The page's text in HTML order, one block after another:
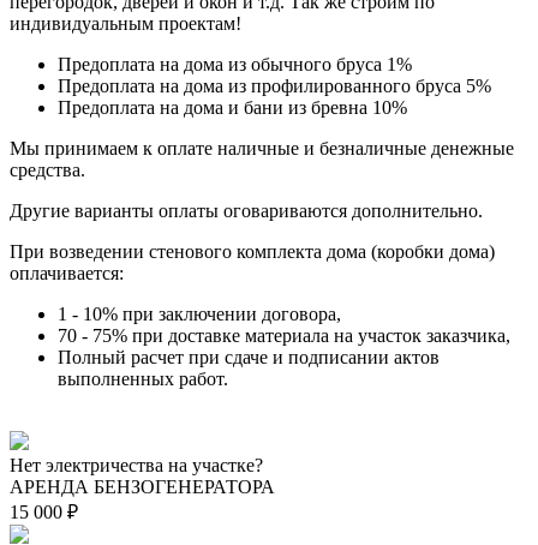
индивидуальным проектам!
Предоплата на дома из обычного бруса 1%
Предоплата на дома из профилированного бруса 5%
Предоплата на дома и бани из бревна 10%
Мы принимаем к оплате наличные и безналичные денежные
средства.
Другие варианты оплаты оговариваются дополнительно.
При возведении стенового комплекта дома (коробки дома)
оплачивается:
1 - 10% при заключении договора,
70 - 75% при доставке материала на участок заказчика,
Полный расчет при сдаче и подписании актов
выполненных работ.
Нет электричества на участке?
АРЕНДА БЕНЗОГЕНЕРАТОРА
15 000 ₽